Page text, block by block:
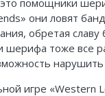
помощники
они ловят
обретая славу
шерифа тоже все
игре «Western